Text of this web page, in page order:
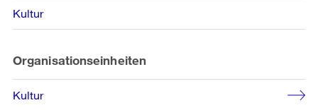
Kultur
Organisationseinheiten
Kultur